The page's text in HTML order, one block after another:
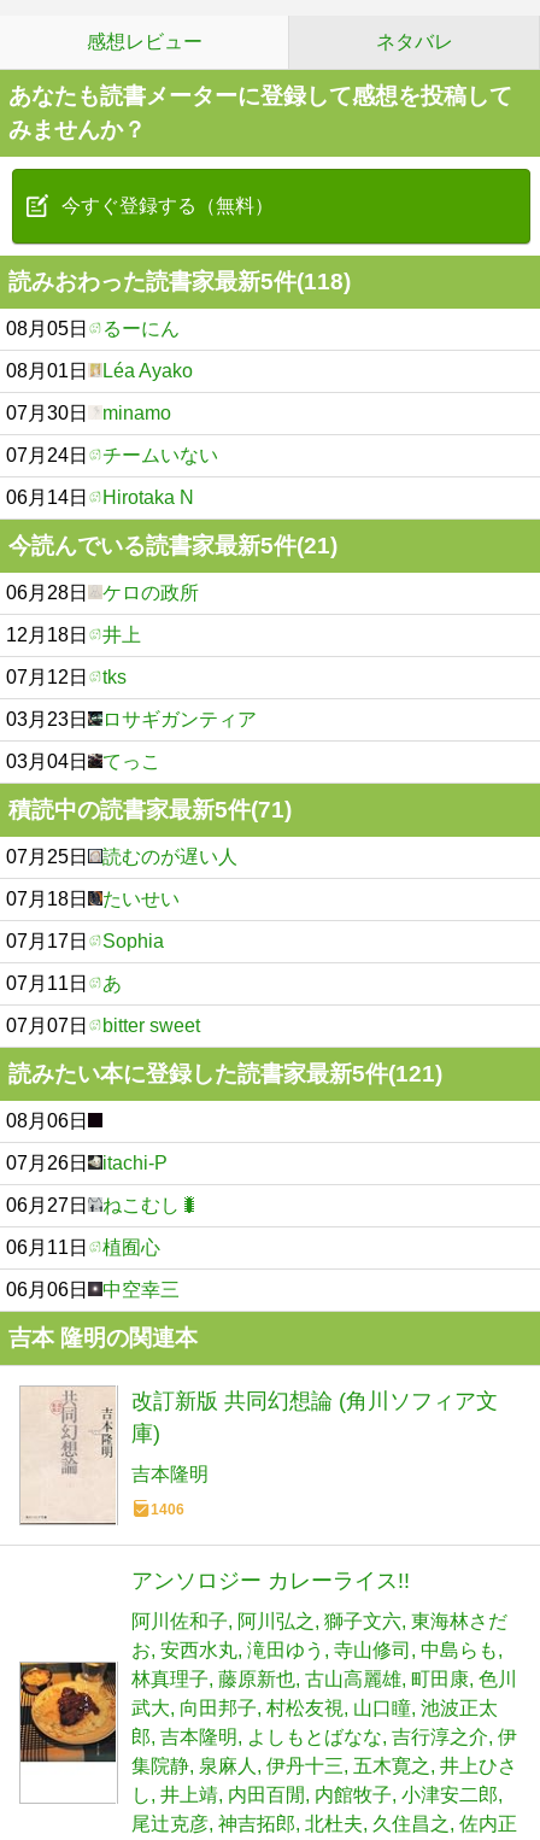
感想レビュー ネタバレ
あなたも読書メーターに登録して感想を投稿して
みませんか？
今すぐ登録する（無料）
読みおわった読書家最新5件(118)
08月05日 るーにん
08月01日 Léa Ayako
07月30日 minamo
07月24日 チームいない
06月14日 Hirotaka N
今読んでいる読書家最新5件(21)
06月28日 ケロの政所
12月18日 井上
07月12日 tks
03月23日 ロサギガンティア
03月04日 てっこ
積読中の読書家最新5件(71)
07月25日 読むのが遅い人
07月18日 たいせい
07月17日 Sophia
07月11日 あ
07月07日 bitter sweet
読みたい本に登録した読書家最新5件(121)
08月06日
07月26日 itachi-P
06月27日 ねこむし🐛
06月11日 植囿心
06月06日 中空幸三
吉本 隆明の関連本
改訂新版 共同幻想論 (角川ソフィア文
庫)
吉本隆明
1406
アンソロジー カレーライス!!
阿川佐和子 阿川弘之 獅子文六 東海林さだ
お 安西水丸 滝田ゆう 寺山修司
中島らも
林真理子 藤原新也 古山高麗雄 町田康 色川
武大 向田邦子 村松友視 山口瞳 池波正太
郎 吉本隆明 よしもとばなな 吉行淳之介 伊
集院静 泉麻人 伊丹十三 五木寛之 井上ひさ
し 井上靖 内田百閒 内館牧子 小津安二郎
尾辻克彦 神吉拓郎 北杜夫 久住昌之 佐内正